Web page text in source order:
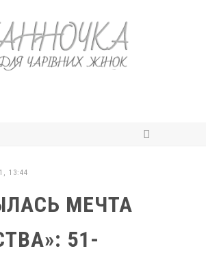
13:44
МЕЧТА
51-